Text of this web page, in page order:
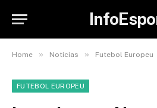
Home » Noticias » Futebol Europeu
FUTEBOL EUROPEU